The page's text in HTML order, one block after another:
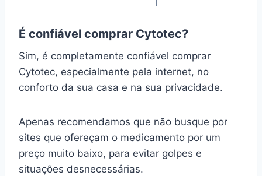
É confiável comprar Cytotec?
Sim, é completamente confiável comprar
Cytotec, especialmente pela internet, no
conforto da sua casa e na sua privacidade.
Apenas recomendamos que não busque por
sites que ofereçam o medicamento por um
preço muito baixo, para evitar golpes e
situações desnecessárias.